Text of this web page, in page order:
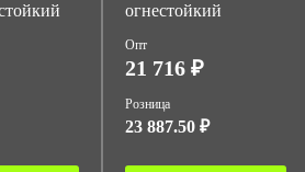
огнестойкий
Опт
21 716 ₽
Розница
23 887.50 ₽